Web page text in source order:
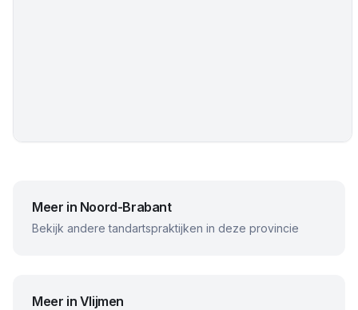
Meer in Noord-Brabant
Bekijk andere tandartspraktijken in deze provincie
Meer in Vlijmen